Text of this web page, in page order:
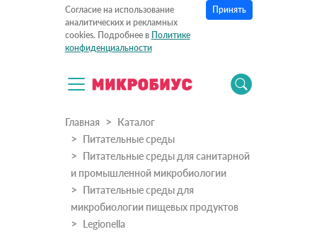
Согласие на использование
аналитических и рекламных
cookies. Подробнее в Политике
конфиденциальности
Принять
Главная
Каталог
Питательные среды
Питательные среды для санитарной
и промышленной микробиологии
Питательные среды для
микробиологии пищевых продуктов
Legionella